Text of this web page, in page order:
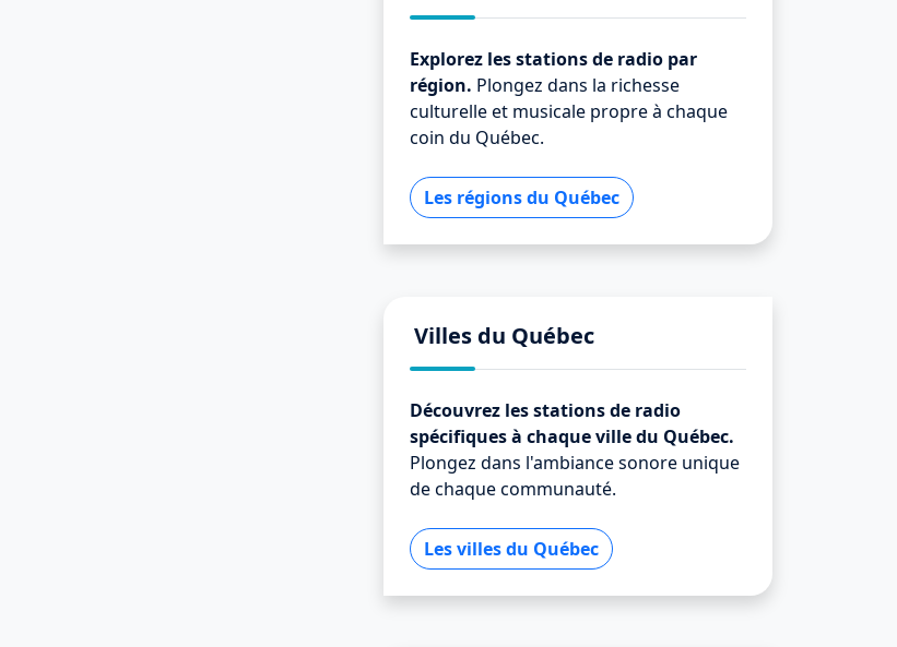
Explorez les stations de radio par
région. Plongez dans la richesse
culturelle et musicale propre à chaque
coin du Québec.
Les régions du Québec
Villes du Québec
Découvrez les stations de radio
spécifiques à chaque ville du Québec.
Plongez dans l'ambiance sonore unique
de chaque communauté.
Les villes du Québec